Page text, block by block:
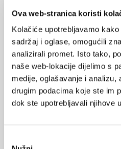
Ova web-stranica koristi
Kolačiće upotrebljavamo
sadržaj i oglase, omogućili
analizirali promet. Isto tako,
naše web-lokacije dijelimo s
medije, oglašavanje i analizu,
drugim podacima koje ste im
dok ste upotrebljavali njihove
10.1001/
demencija
starija životna dob
umjetna inteligencija